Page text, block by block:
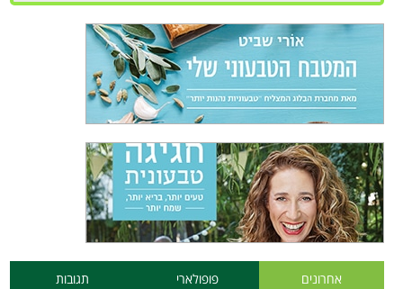
אחרונים פופולארי תגובות